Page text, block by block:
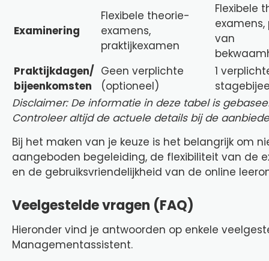
Examinering
Flexibele theorie-
examens,
praktijkexamen
Flexibele
examens,
van
Praktijkdagen/
bijeenkomsten
Geen verplichte
(optioneel)
1
Disclaimer: De informatie in deze tabel is
Controleer altijd de actuele details bij de
Bij het maken van je keuze is het belangrijk om
aangeboden begeleiding, de flexibiliteit van de
en de gebruiksvriendelijkheid van de online
Veelgestelde vragen (FAQ)
Hieronder vind je antwoorden op enkele
Managementassistent.